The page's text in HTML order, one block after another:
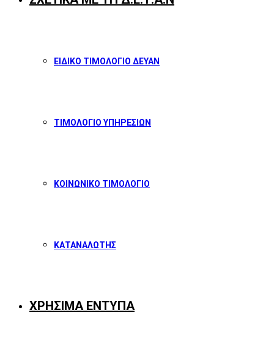
ΕΙΔΙΚΟ ΤΙΜΟΛΟΓΙΟ ΔΕΥΑΝ
ΤΙΜΟΛΟΓΙΟ ΥΠΗΡΕΣΙΩΝ
ΚΟΙΝΩΝΙΚΟ ΤΙΜΟΛΟΓΙΟ
ΚΑΤΑΝΑΛΩΤΗΣ
ΧΡΗΣΙΜΑ ΕΝΤΥΠΑ